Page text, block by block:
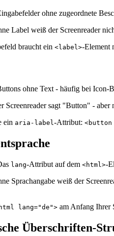
ohne zugeordnete
Label weiß der Screenreader
braucht ein <label>-Element
ohne Text - häufig bei Icon-
Screenreader sagt "Button" - aber
ein aria-label -Attribut:
lang-Attribut auf dem <html>-
Sprachangabe weiß der
lang="de"> am Anfang Ihrer
Überschriften-